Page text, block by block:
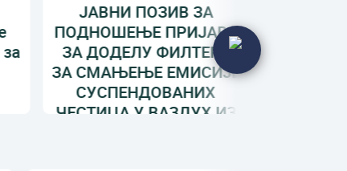
ЈАВНИ ПОЗИВ ЗА
ПОДНОШЕЊЕ ПРИЈАВА
ЗА ДОДЕЛУ ФИЛТЕРА
ЗА СМАЊЕЊЕ ЕМИСИЈЕ
СУСПЕНДОВАНИХ
ЧЕСТИЦА У ВАЗДУХ ИЗ